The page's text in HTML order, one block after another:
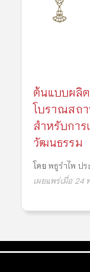
ต้นแบบผลิ
โบราณสถา
สำหรับกา
วัฒนธรรม
โดย พธูรำไพ ปร
เผยแพร่เมื่อ 24